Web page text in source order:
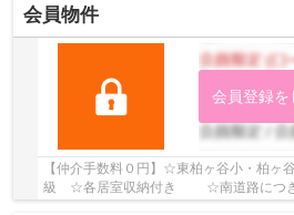
会員物件
会員登録を
【仲介手数料０円】☆東柏ヶ谷小・柏
級 ☆各居室収納付き ☆南道路につき
ネ住宅 ☆スーパー近く利便性良好 ☆２